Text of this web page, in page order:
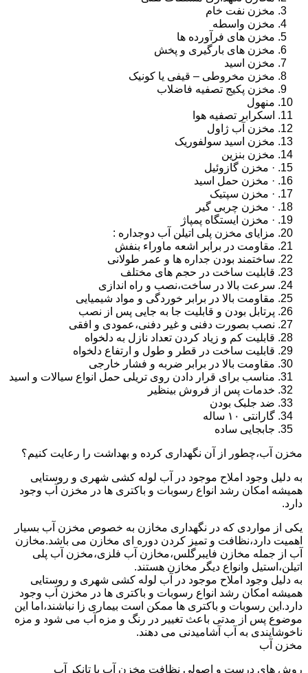
مخزن نفت خام
مخزن واسطه
مخزن های فرآورده ها
مخزن های بارگیری و پخش
مخزن اسید
مخزن مخروطی – قیفی یا کونیک
مخزن پکیج تصفیه فاضلاب
منهول
اسکرابر تصفیه هوا
مخزن آب ژاول
مخزن اسید سولفوریک
مخزن بنزین
· مخزن گازوئیل
· مخزن حمل اسید
· مخزن سپتیک
· مخزن چربی گیر
· مخزن ایستگاه پمپاژ
مزایای مخزن پلی اتیلن آب دوجداره :
مقاومت در برابر اشعه ماوراء بنفش
ساختمند بودن جداره ها و عمر طولانی
قابلیت ساخت در حجم های مختلف
سرعت بالا در ساخت،نصب و راه اندازی
مقاومت بالا در برابر خوردگی و مواد شیمیایی
پرتابل بودن و قابلیت جا به جایی پس از نصب
نصب بصورت دفنی و غیر دفنی،عمودی و افقی
قابلیت کم و زیاد کردن تعداد نازل به دلخواه
قابلیت ساخت در قطر و طول و ارتفاع دلخواه
مقاومت بالا در برابر ضربه و فشار خارجی
مناسب برای قرار دادن روی تریلی حمل انواع سیالات و اسید
خدمات پس از فروش بینظیر
ضد جلبک بودن
گارانتی ۱۰ ساله
جابجایی ساده
مخزن آب،چطور از آن نگهداری کرده و بهداشت را رعایت کنیم؟
به دلیل وجود املاح موجود در آب لوله کشی شهری و روستایی
همیشه امکان رشد انواع رسوبات و باکتری ها در مخزن آب وجود
دارد.
یکی از مواردی که در نگهداری مخازن به خصوص مخزن آب بسیار
اهمیت دارد،نظافت و تمیز کردن دوره ای مخازن می باشد.مخازن
آب از جمله مخازن فایبرگلس،مخازن آب فلزی،مخزن آب پلی
اتیلن،استیل وانواع دیگر مخازن هستند.
به دلیل وجود املاح موجود در آب لوله کشی شهری و روستایی
همیشه امکان رشد انواع رسوبات و باکتری ها در مخزن آب وجود
دارد.این رسوبات و باکتری ها ممکن است بیماری زا نباشند،اما این
موضوع پس از مدتی باعث تغییر در رنگ و مزه آب می شود و مزه
ناخوشایندی به آب آشامیدنی می دهند.
مخزن آب
روش های درست و اصولی نظافت مخزن آب یا تانکر آب